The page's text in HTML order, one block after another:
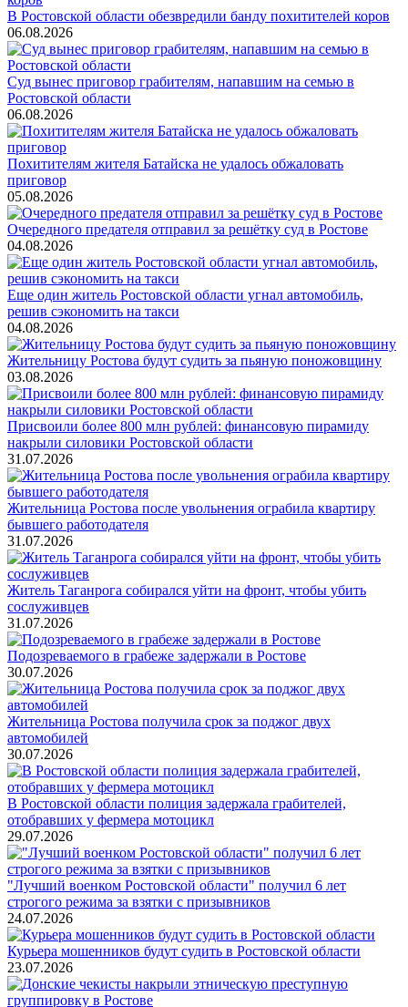
В Ростовской области обезвредили банду похитителей коров
06.08.2026
Суд вынес приговор грабителям, напавшим на семью в
Ростовской области
06.08.2026
Похитителям жителя Батайска не удалось обжаловать
приговор
05.08.2026
Очередного предателя отправил за решётку суд в Ростове
04.08.2026
Еще один житель Ростовской области угнал автомобиль,
решив сэкономить на такси
04.08.2026
Жительницу Ростова будут судить за пьяную поножовщину
03.08.2026
Присвоили более 800 млн рублей: финансовую пирамиду
накрыли силовики Ростовской области
31.07.2026
Жительница Ростова после увольнения ограбила квартиру
бывшего работодателя
31.07.2026
Житель Таганрога собирался уйти на фронт, чтобы убить
сослуживцев
31.07.2026
Подозреваемого в грабеже задержали в Ростове
30.07.2026
Жительница Ростова получила срок за поджог двух
автомобилей
30.07.2026
В Ростовской области полиция задержала грабителей,
отобравших у фермера мотоцикл
29.07.2026
"Лучший военком Ростовской области" получил 6 лет
строгого режима за взятки с призывников
24.07.2026
Курьера мошенников будут судить в Ростовской области
23.07.2026